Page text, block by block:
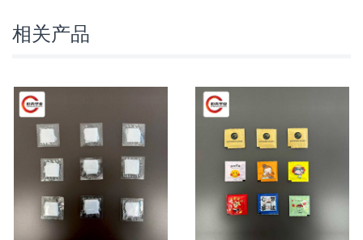
相关产品